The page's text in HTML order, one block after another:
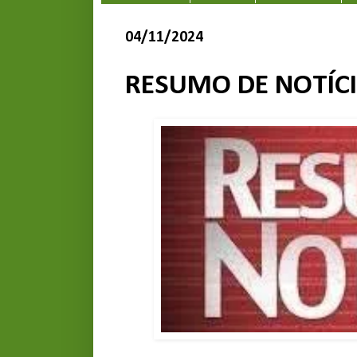
04/11/2024
RESUMO DE